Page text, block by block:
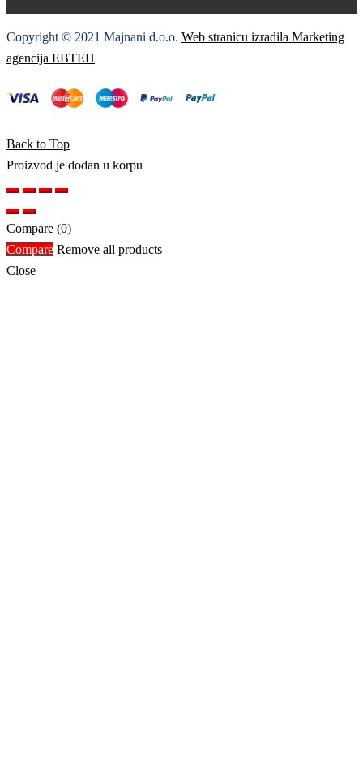
Copyright © 2021 Majnani d.o.o. Web stranicu izradila Marketing
agencija EBTEH
Back to Top
Proizvod je dodan u korpu
Compare (0)
Compare Remove all products
Close